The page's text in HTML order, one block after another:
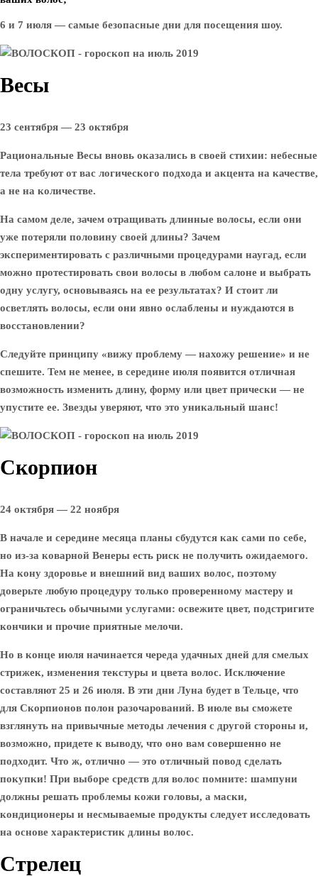
6 и 7 июля — самые безопасные дни для посещения шоу.
Весы
23 сентября — 23 октября
Рациональные Весы вновь оказались в своей стихии: небесные
тела требуют от вас логического подхода и акцента на качестве,
а не на количестве.
На самом деле, зачем отращивать длинные волосы, если они
уже потеряли половину своей длины? Зачем
экспериментировать с различными процедурами наугад, если
можно протестировать свои волосы в любом салоне и выбрать
одну услугу, основываясь на ее результатах? И стоит ли
осветлять волосы, если они явно ослаблены и нуждаются в
восстановлении?
Следуйте принципу «вижу проблему — нахожу решение» и не
спешите. Тем не менее, в середине июля появится отличная
возможность изменить длину, форму или цвет прически — не
упустите ее. Звезды уверяют, что это уникальный шанс!
Скорпион
24 октября — 22 ноября
В начале и середине месяца планы сбудутся как сами по себе,
но из-за коварной Венеры есть риск не получить ожидаемого.
На кону здоровье и внешний вид ваших волос, поэтому
доверьте любую процедуру только проверенному мастеру и
ограничьтесь обычными услугами: освежите цвет, подстригите
кончики и прочие приятные мелочи.
Но в конце июля начинается череда удачных дней для смелых
стрижек, изменения текстуры и цвета волос. Исключение
составляют 25 и 26 июля. В эти дни Луна будет в Тельце, что
для Скорпионов полон разочарований. В июле вы сможете
взглянуть на привычные методы лечения с другой стороны и,
возможно, придете к выводу, что оно вам совершенно не
подходит. Что ж, отлично — это отличный повод сделать
покупки! При выборе средств для волос помните: шампуни
должны решать проблемы кожи головы, а маски,
кондиционеры и несмываемые продукты следует исследовать
на основе характеристик длины волос.
Стрелец